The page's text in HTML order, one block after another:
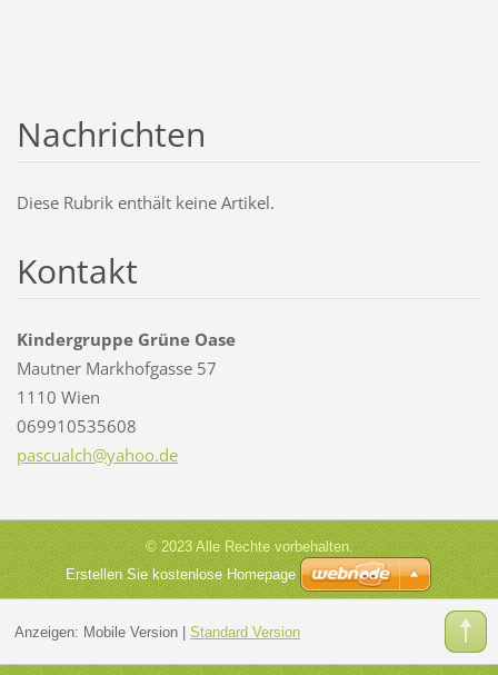
Nachrichten
Diese Rubrik enthält keine Artikel.
Kontakt
Kindergruppe Grüne Oase
Mautner Markhofgasse 57
1110 Wien
069910535608
pascualch@yahoo.de
© 2023 Alle Rechte vorbehalten.
Erstellen Sie kostenlose Homepage
Anzeigen: Mobile Version| Standard Version